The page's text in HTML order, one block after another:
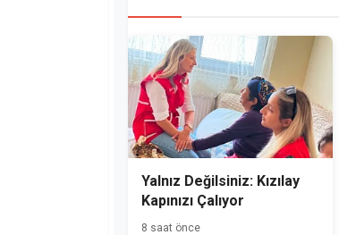
Yalnız Değilsiniz: Kızılay
Kapınızı Çalıyor
8 saat önce